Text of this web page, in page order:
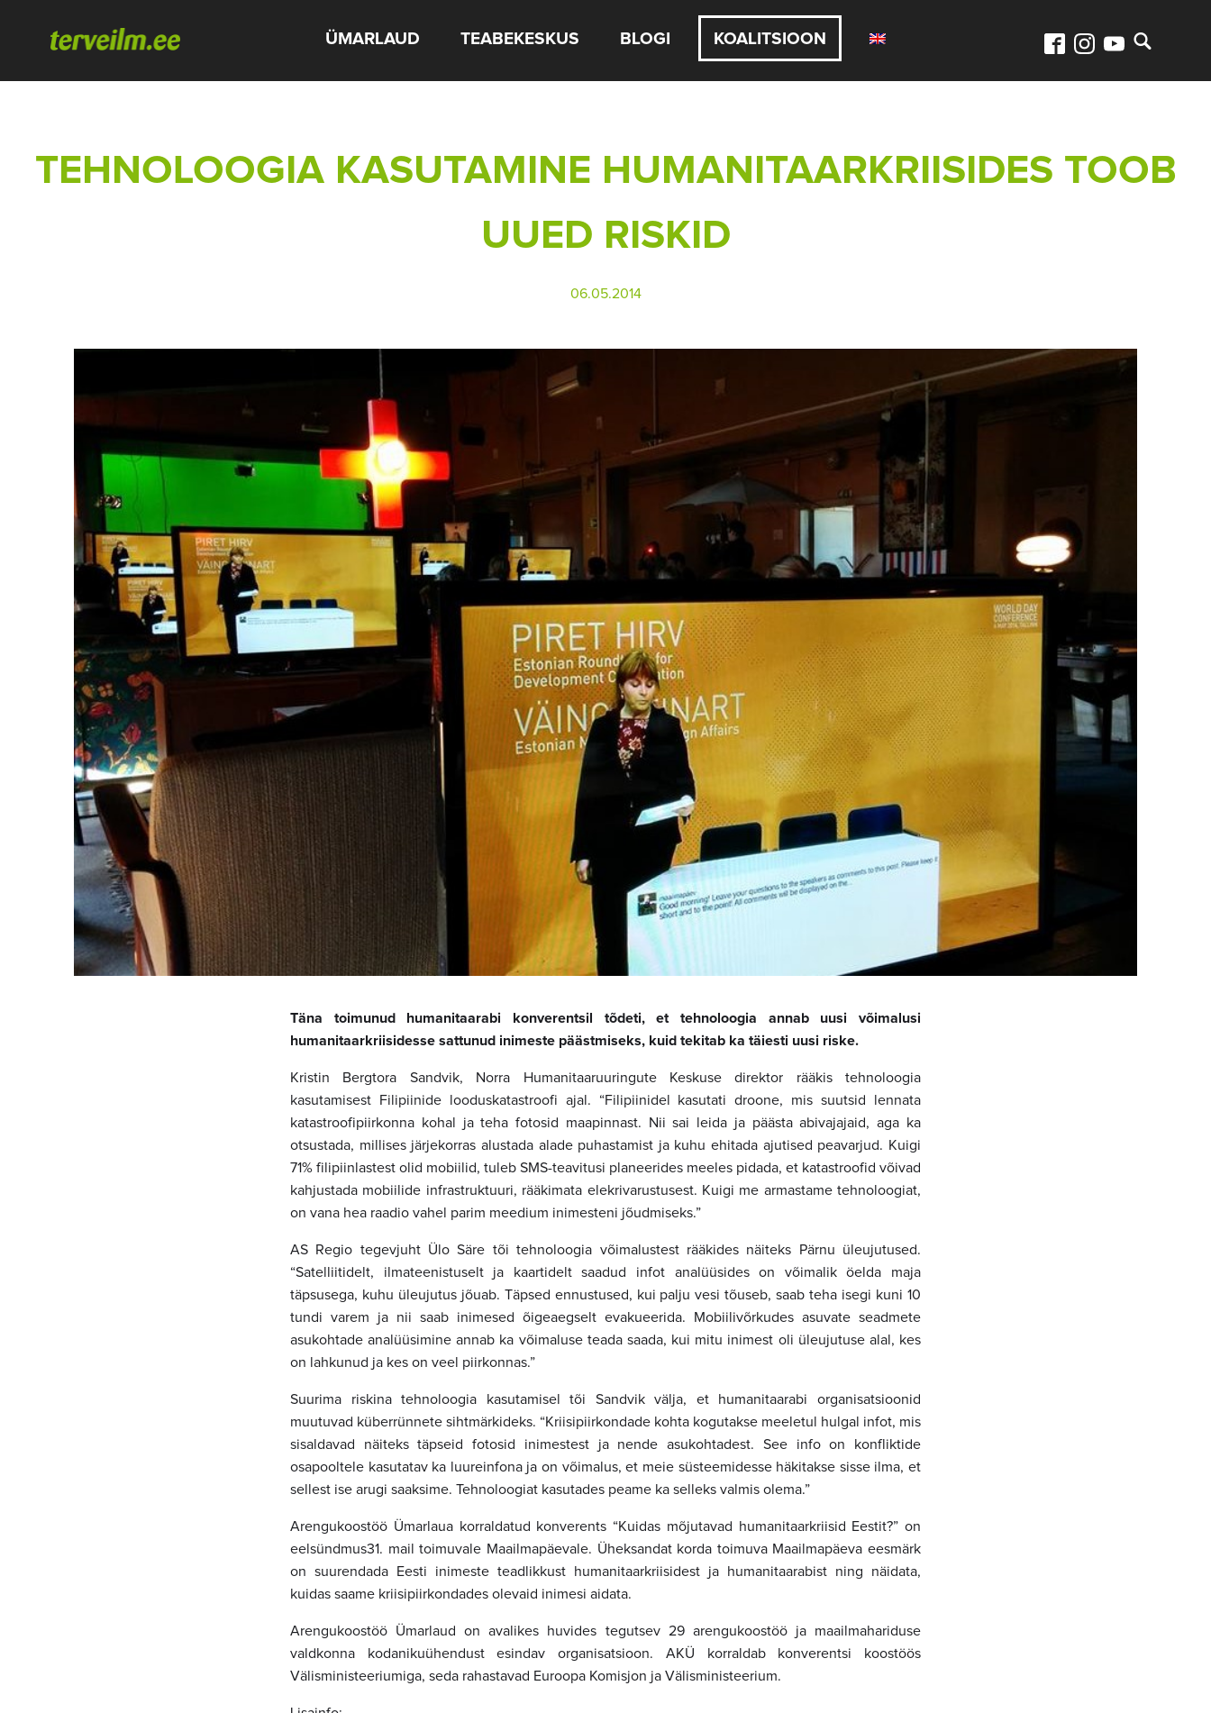
ÜMARLAUD TEABEKESKUS BLOGI KOALITSIOON
TEHNOLOOGIA KASUTAMINE HUMANITAARKRIISIDES TOOB
UUED RISKID
06.05.2014
Täna toimunud humanitaarabi konverentsil tõdeti, et tehnoloogia annab uusi võimalusi
humanitaarkriisidesse sattunud inimeste päästmiseks, kuid tekitab ka täiesti uusi riske.
Kristin Bergtora Sandvik, Norra Humanitaaruuringute Keskuse direktor rääkis tehnoloogia
kasutamisest Filipiinide looduskatastroofi ajal. “Filipiinidel kasutati droone, mis suutsid lennata
katastroofipiirkonna kohal ja teha fotosid maapinnast. Nii sai leida ja päästa abivajajaid, aga ka
otsustada, millises järjekorras alustada alade puhastamist ja kuhu ehitada ajutised peavarjud. Kuigi
71% filipiinlastest olid mobiilid, tuleb SMS-teavitusi planeerides meeles pidada, et katastroofid võivad
kahjustada mobiilide infrastruktuuri, rääkimata elekrivarustusest. Kuigi me armastame tehnoloogiat,
on vana hea raadio vahel parim meedium inimesteni jõudmiseks.”
AS Regio tegevjuht Ülo Säre tõi tehnoloogia võimalustest rääkides näiteks Pärnu üleujutused.
“Satelliitidelt, ilmateenistuselt ja kaartidelt saadud infot analüüsides on võimalik öelda maja
täpsusega, kuhu üleujutus jõuab. Täpsed ennustused, kui palju vesi tõuseb, saab teha isegi kuni 10
tundi varem ja nii saab inimesed õigeaegselt evakueerida. Mobiilivõrkudes asuvate seadmete
asukohtade analüüsimine annab ka võimaluse teada saada, kui mitu inimest oli üleujutuse alal, kes
on lahkunud ja kes on veel piirkonnas.”
Suurima riskina tehnoloogia kasutamisel tõi Sandvik välja, et humanitaarabi organisatsioonid
muutuvad küberrünnete sihtmärkideks. “Kriisipiirkondade kohta kogutakse meeletul hulgal infot, mis
sisaldavad näiteks täpseid fotosid inimestest ja nende asukohtadest. See info on konfliktide
osapooltele kasutatav ka luureinfona ja on võimalus, et meie süsteemidesse häkitakse sisse ilma, et
sellest ise arugi saaksime. Tehnoloogiat kasutades peame ka selleks valmis olema.”
Arengukoostöö Ümarlaua korraldatud konverents “Kuidas mõjutavad humanitaarkriisid Eestit?” on
eelsündmus31. mail toimuvale Maailmapäevale. Üheksandat korda toimuva Maailmapäeva eesmärk
on suurendada Eesti inimeste teadlikkust humanitaarkriisidest ja humanitaarabist ning näidata,
kuidas saame kriisipiirkondades olevaid inimesi aidata.
Arengukoostöö Ümarlaud on avalikes huvides tegutsev 29 arengukoostöö ja maailmahariduse
valdkonna kodanikuühendust esindav organisatsioon. AKÜ korraldab konverentsi koostöös
Välisministeeriumiga, seda rahastavad Euroopa Komisjon ja Välisministeerium.